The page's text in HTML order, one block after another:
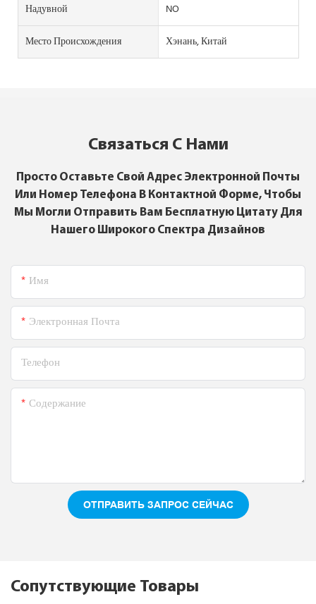
Надувной
NO
Место Происхождения
Хэнань, Китай
Связаться С Нами
Просто Оставьте Свой Адрес Электронной Почты
Или Номер Телефона В Контактной Форме, Чтобы
Мы Могли Отправить Вам Бесплатную Цитату Для
Нашего Широкого Спектра Дизайнов
Имя
Электронная Почта
Телефон
Содержание
ОТПРАВИТЬ ЗАПРОС СЕЙЧАС
Сопутствующие Товары